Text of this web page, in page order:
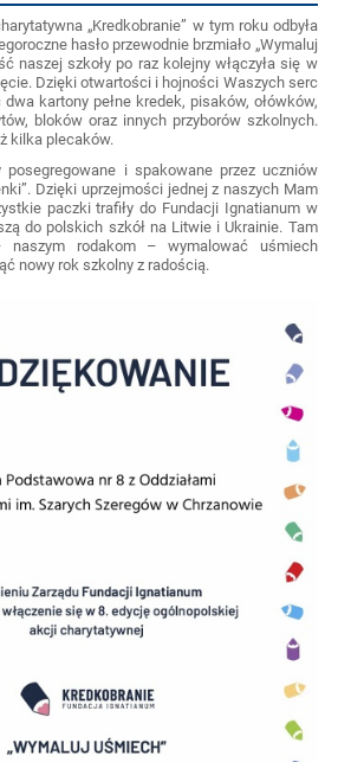
„Kredkobranie” w tym roku odbyła
hasło przewodnie brzmiało „Wymaluj
naszej szkoły po raz kolejny włączyła się w
Dzięki otwartości i hojności Waszych serc
dwa kartony pełne kredek, pisaków, ołówków,
bloków oraz innych przyborów szkolnych.
kilka plecaków.
posegregowane i spakowane przez uczniów
Dzięki uprzejmości jednej z naszych Mam
paczki trafiły do Fundacji Ignatianum w
do polskich szkół na Litwie i Ukrainie. Tam
naszym rodakom – wymalować uśmiech
nowy rok szkolny z radością.